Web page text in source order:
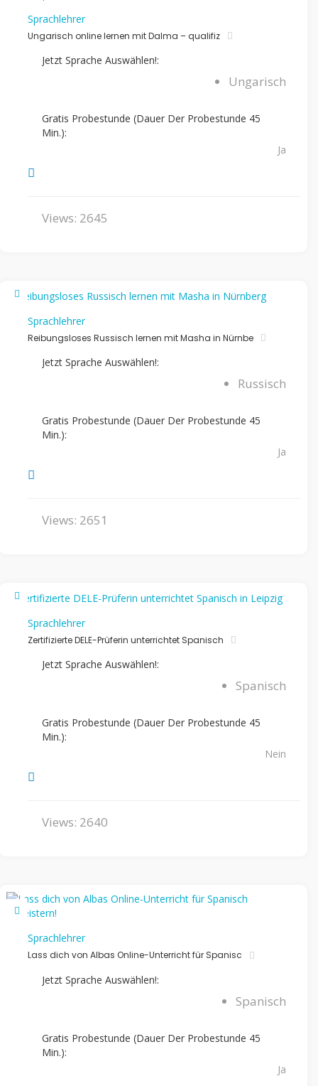
Sprachlehrer
Ungarisch online lernen mit Dalma – qualifiz
Jetzt Sprache Auswählen!:
Ungarisch
Gratis Probestunde (Dauer Der Probestunde 45
Min.):
Ja
Views: 2645
Sprachlehrer
Reibungsloses Russisch lernen mit Masha in Nürnbe
Jetzt Sprache Auswählen!:
Russisch
Gratis Probestunde (Dauer Der Probestunde 45
Min.):
Ja
Views: 2651
Sprachlehrer
Zertifizierte DELE-Prüferin unterrichtet Spanisch
Jetzt Sprache Auswählen!:
Spanisch
Gratis Probestunde (Dauer Der Probestunde 45
Min.):
Nein
Views: 2640
Sprachlehrer
Lass dich von Albas Online-Unterricht für Spanisc
Jetzt Sprache Auswählen!:
Spanisch
Gratis Probestunde (Dauer Der Probestunde 45
Min.):
Ja